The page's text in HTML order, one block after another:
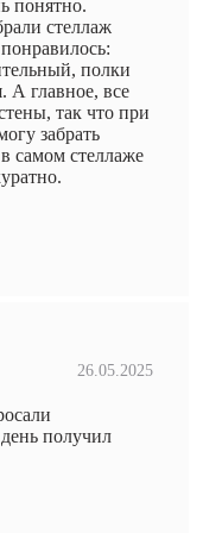
понятно.
стеллаж
полки
А главное, все
так что при
забрать
самом стеллаже
26.05.2025
получил